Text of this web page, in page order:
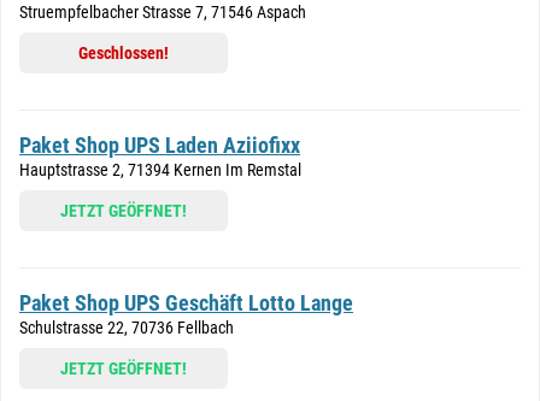
Struempfelbacher Strasse 7, 71546 Aspach
Geschlossen!
Paket Shop UPS Laden Aziiofixx
Hauptstrasse 2, 71394 Kernen Im Remstal
JETZT GEÖFFNET!
Paket Shop UPS Geschäft Lotto Lange
Schulstrasse 22, 70736 Fellbach
JETZT GEÖFFNET!